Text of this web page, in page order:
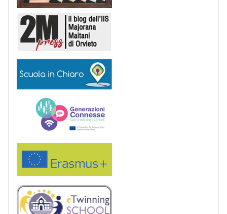
Scuola in chiaro
Erasmus+
eTwinning